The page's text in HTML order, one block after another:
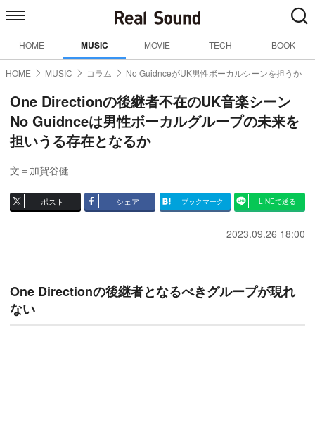
HOME MUSIC MOVIE TECH BOOK
HOME MUSIC コラム No GuidnceがUK男性ボーカルシーンを担うか
One Directionの後継者不在のUK音楽シーン
No Guidnceは男性ボーカルグループの未来を
担いうる存在となるか
文＝加賀谷健
ポスト シェア ブックマーク LINEで送る
2023.09.26 18:00
One Directionの後継者となるべきグループが現れ
ない